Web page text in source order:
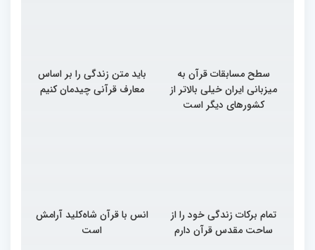
سطح مسابقات قرآن به
میزبانی ایران خیلی بالاتر از
کشورهای دیگر است
باید متن زندگی را بر اساس
معارف قرآنی چیدمان کنیم
تمام برکات زندگی خود را از
ساحت مقدس قرآن دارم
انس با قرآن شاه‌کلید آرامش
است